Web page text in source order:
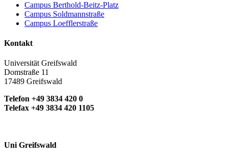
Campus Berthold-Beitz-Platz
Campus Soldmannstraße
Campus Loefflerstraße
Kontakt
Universität Greifswald
Domstraße 11
17489 Greifswald
Telefon +49 3834 420 0
Telefax +49 3834 420 1105
Uni Greifswald